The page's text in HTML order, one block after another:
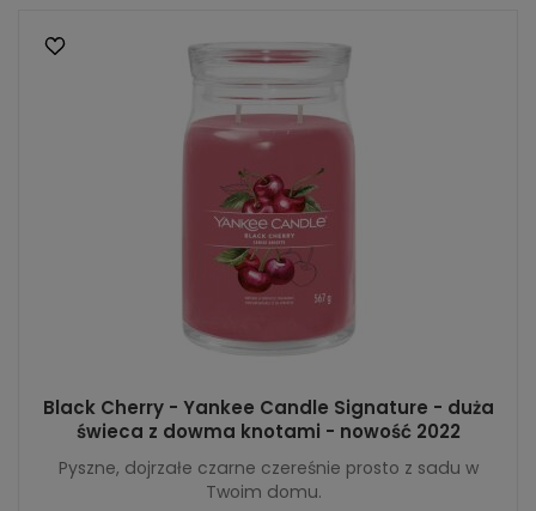
Black Cherry - Yankee Candle Signature - duża
świeca z dowma knotami - nowość 2022
Pyszne, dojrzałe czarne czereśnie prosto z sadu w
Twoim domu.